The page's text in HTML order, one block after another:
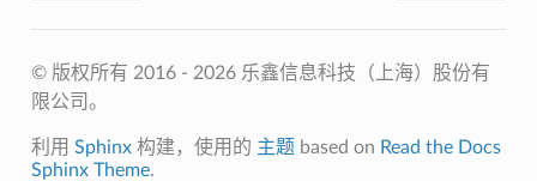
© 版权所有 2016 - 2026 乐鑫信息科技（上海）股份有
限公司。
利用 Sphinx构建，使用的 主题 based on Read the Docs
Sphinx Theme.